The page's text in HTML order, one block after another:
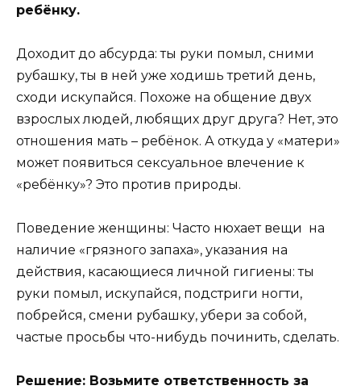
ребёнку.
Доходит до абсурда: ты руки помыл, сними
рубашку, ты в ней уже ходишь третий день,
сходи искупайся. Похоже на общение двух
взрослых людей, любящих друг друга? Нет, это
отношения мать – ребёнок. А откуда у «матери»
может появиться сексуальное влечение к
«ребёнку»? Это против природы.
Поведение женщины: Часто нюхает вещи на
наличие «грязного запаха», указания на
действия, касающиеся личной гигиены: ты
руки помыл, искупайся, подстриги ногти,
побрейся, смени рубашку, убери за собой,
частые просьбы что-нибудь починить, сделать.
Решение: Возьмите ответственность за